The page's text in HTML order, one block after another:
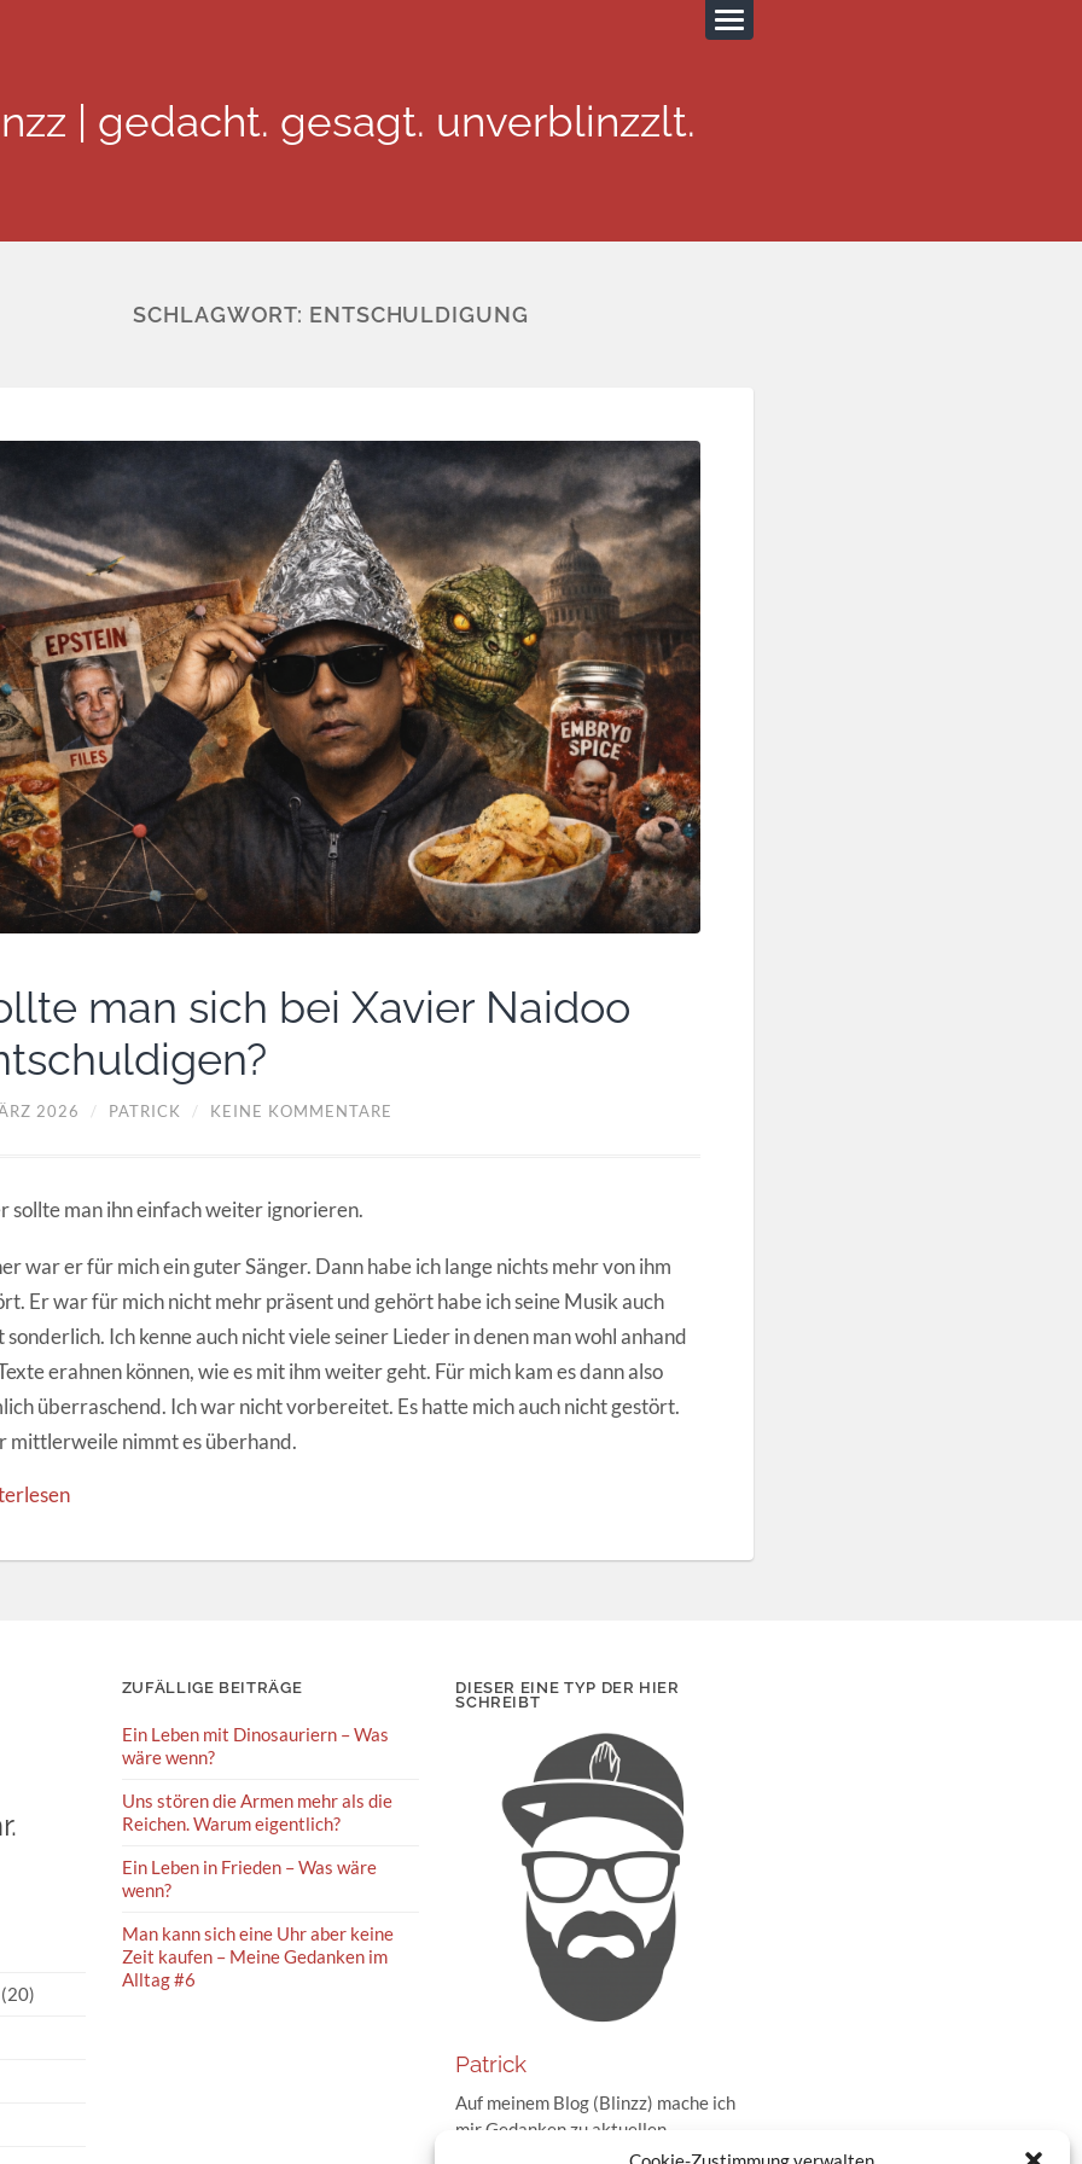
| gedacht. gesagt. unverblinzzlt.
SCHLAGWORT: ENTSCHULDIGUNG
man sich bei Xavier Naidoo
2026 / PATRICK / KEINE KOMMENTARE
sollte man ihn einfach weiter ignorieren.
war er für mich ein guter Sänger. Dann habe ich lange nichts mehr von ihm
Er war für mich nicht mehr präsent und gehört habe ich seine Musik auch
sonderlich. Ich kenne auch nicht viele seiner Lieder in denen man wohl anhand
erahnen können, wie es mit ihm weiter geht. Für mich kam es dann also
überraschend. Ich war nicht vorbereitet. Es hatte mich auch nicht gestört.
mittlerweile nimmt es überhand.
ZUFÄLLIGE BEITRÄGE
Ein Leben mit Dinosauriern – Was
wäre wenn?
Uns stören die Armen mehr als die
Reichen. Warum eigentlich?
Ein Leben in Frieden – Was wäre
wenn?
Man kann sich eine Uhr aber keine
Zeit kaufen – Meine Gedanken im
Alltag #6
DIESER EINE TYP DER HIER
SCHREIBT
Patrick
Auf meinem Blog (Blinzz) mache ich
mir Gedanken zu aktuellen
Geschehnissen in der realen Welt